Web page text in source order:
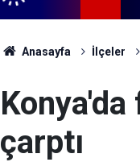
Anasayfa İlçeler
çarptı